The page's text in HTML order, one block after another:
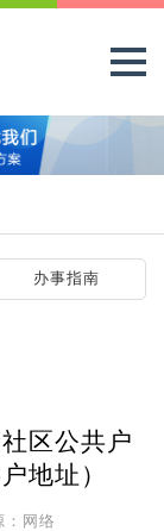
办事指南
区公共户
地址）
：网络